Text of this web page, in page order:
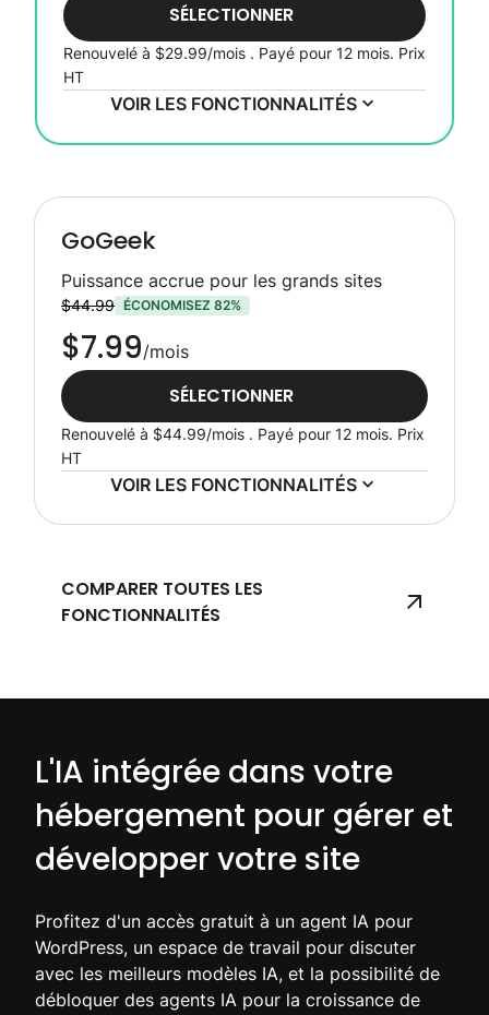
SÉLECTIONNER
Renouvelé à $29.99/mois . Payé pour 12 mois. Prix
HT
VOIR LES FONCTIONNALITÉS
GoGeek
Puissance accrue pour les grands sites
$44.99 ÉCONOMISEZ 82%
$7.99/mois
SÉLECTIONNER
Renouvelé à $44.99/mois . Payé pour 12 mois. Prix
HT
VOIR LES FONCTIONNALITÉS
COMPARER TOUTES LES
FONCTIONNALITÉS
L'IA intégrée dans votre
hébergement pour gérer et
développer votre site
Profitez d'un accès gratuit à un agent IA pour
WordPress, un espace de travail pour discuter
avec les meilleurs modèles IA, et la possibilité de
débloquer des agents IA pour la croissance de